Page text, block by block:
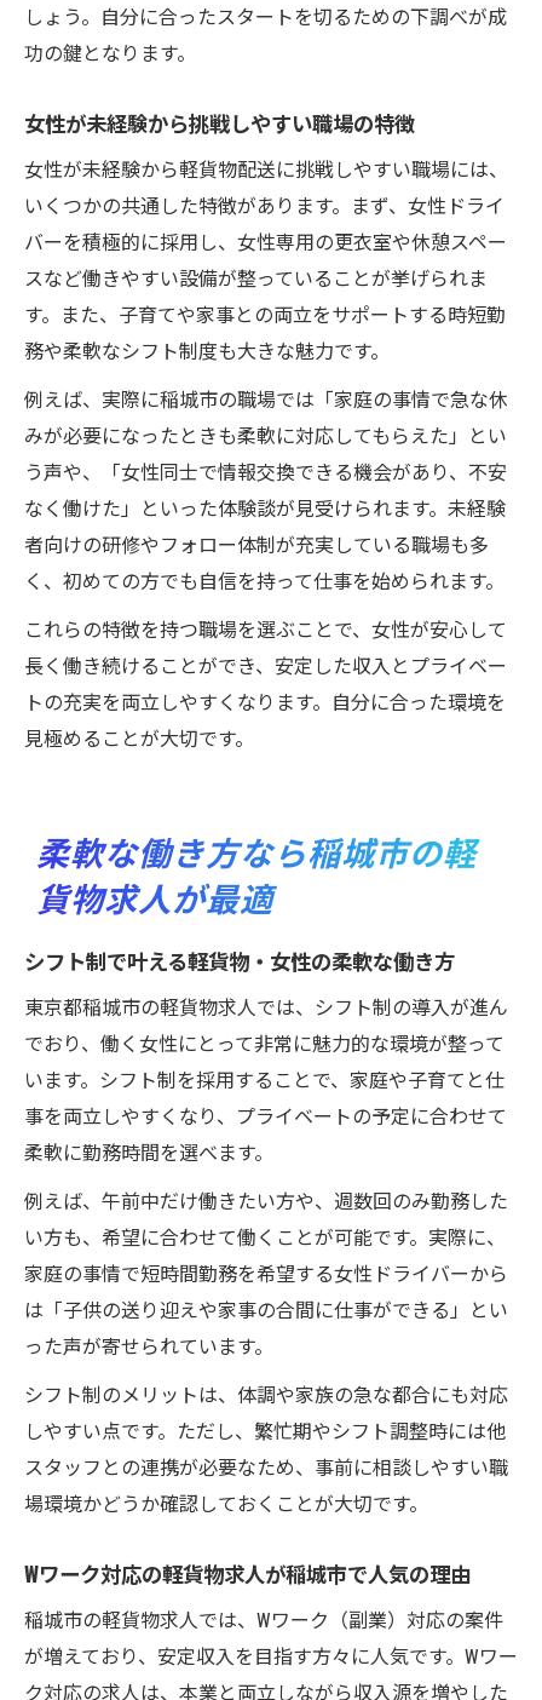
しょう。自分に合ったスタートを切るための下調べが成
功の鍵となります。
女性が未経験から挑戦しやすい職場の特徴
女性が未経験から軽貨物配送に挑戦しやすい職場には、
いくつかの共通した特徴があります。まず、女性ドライ
バーを積極的に採用し、女性専用の更衣室や休憩スペー
スなど働きやすい設備が整っていることが挙げられま
す。また、子育てや家事との両立をサポートする時短勤
務や柔軟なシフト制度も大きな魅力です。
例えば、実際に稲城市の職場では「家庭の事情で急な休
みが必要になったときも柔軟に対応してもらえた」とい
う声や、「女性同士で情報交換できる機会があり、不安
なく働けた」といった体験談が見受けられます。未経験
者向けの研修やフォロー体制が充実している職場も多
く、初めての方でも自信を持って仕事を始められます。
これらの特徴を持つ職場を選ぶことで、女性が安心して
長く働き続けることができ、安定した収入とプライベー
トの充実を両立しやすくなります。自分に合った環境を
見極めることが大切です。
柔軟な働き方なら稲城市の軽
貨物求人が最適
シフト制で叶える軽貨物・女性の柔軟な働き方
東京都稲城市の軽貨物求人では、シフト制の導入が進ん
でおり、働く女性にとって非常に魅力的な環境が整って
います。シフト制を採用することで、家庭や子育てと仕
事を両立しやすくなり、プライベートの予定に合わせて
柔軟に勤務時間を選べます。
例えば、午前中だけ働きたい方や、週数回のみ勤務した
い方も、希望に合わせて働くことが可能です。実際に、
家庭の事情で短時間勤務を希望する女性ドライバーから
は「子供の送り迎えや家事の合間に仕事ができる」とい
った声が寄せられています。
シフト制のメリットは、体調や家族の急な都合にも対応
しやすい点です。ただし、繁忙期やシフト調整時には他
スタッフとの連携が必要なため、事前に相談しやすい職
場環境かどうか確認しておくことが大切です。
Wワーク対応の軽貨物求人が稲城市で人気の理由
稲城市の軽貨物求人では、Wワーク（副業）対応の案件
が増えており、安定収入を目指す方々に人気です。Wワー
ク対応の求人は、本業と両立しながら収入源を増やした